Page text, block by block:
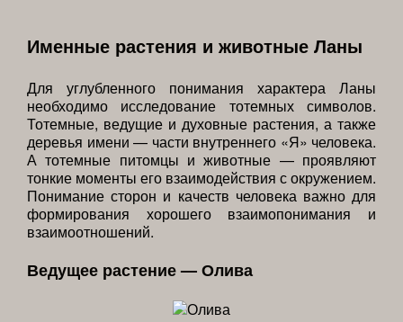
Именные растения и животные Ланы
Для углубленного понимания характера Ланы
необходимо исследование тотемных символов.
Тотемные, ведущие и духовные растения, а также
деревья имени — части внутреннего «Я» человека.
А тотемные питомцы и животные — проявляют
тонкие моменты его взаимодействия с окружением.
Понимание сторон и качеств человека важно для
формирования хорошего взаимопонимания и
взаимоотношений.
Ведущее растение — Олива